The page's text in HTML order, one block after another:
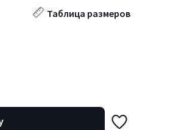
Таблица размеров